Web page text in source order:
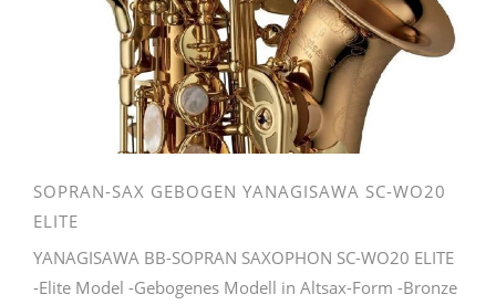
SOPRAN-SAX GEBOGEN YANAGISAWA SC-WO20
ELITE
YANAGISAWA BB-SOPRAN SAXOPHON SC-WO20 ELITE
-Elite Model -Gebogenes Modell in Altsax-Form -Bronze